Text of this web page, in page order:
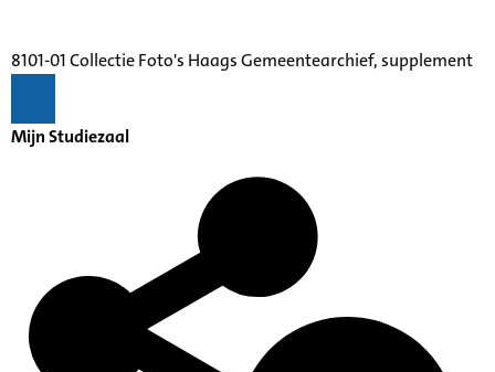
8101-01 Collectie Foto's Haags Gemeentearchief, supplement
Mijn Studiezaal